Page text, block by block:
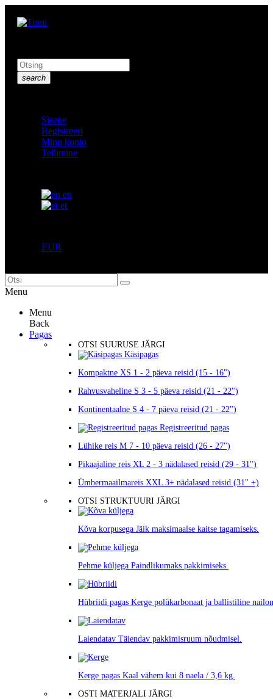
search
Sisene
Registreeri
Minu konto
Tellimine
en
et
EUR
Menu
Menu
Back
Pagas
OTSI SUURUSE JÄRGI
Käsipagas
Kompaktne XS 1 - 2 päeva reisid (15 - 16")
Rahvusvaheline S 3 - 5 päeva reisid (21 - 22")
Kontinentaalne S 4 - 7 päeva reisid (21 - 22")
Registreeritud pagas
Lühike reis M 7 - 10 päeva reisid (26 - 27")
Pikaajaline reis XL 2 - 3 nädalased reisid (29 - 31")
Ümbermaailmareis XXL 3+ nädalased reisid (31" +)
OTSI STRUKTUURI JÄRGI
Kõva korpusega Jäik maksimaalse kaitse tagamiseks.
Pehme küljega Paindlikumaks pakkimiseks.
Hübriidi pagas Kerge polükarbonaat ja ballistiline
Laiendatav Täiendav pakkimisruum nõudmisel.
Kerge pagas Kaal vähem kui 8 naela / 3,6 kg.
OSTI MATERJALI JÄRGI